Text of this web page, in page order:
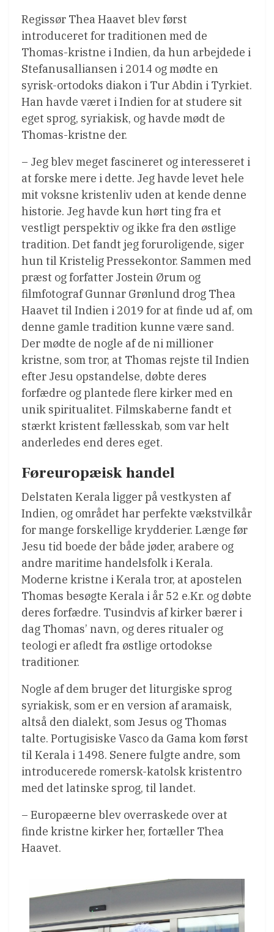
Regissør Thea Haavet blev først
introduceret for traditionen med de
Thomas-kristne i Indien, da hun arbejdede i
Stefanusalliansen i 2014 og mødte en
syrisk-ortodoks diakon i Tur Abdin i Tyrkiet.
Han havde været i Indien for at studere sit
eget sprog, syriakisk, og havde mødt de
Thomas-kristne der.
– Jeg blev meget fascineret og interesseret i
at forske mere i dette. Jeg havde levet hele
mit voksne kristenliv uden at kende denne
historie. Jeg havde kun hørt ting fra et
vestligt perspektiv og ikke fra den østlige
tradition. Det fandt jeg foruroligende, siger
hun til Kristelig Pressekontor. Sammen med
præst og forfatter Jostein Ørum og
filmfotograf Gunnar Grønlund drog Thea
Haavet til Indien i 2019 for at finde ud af, om
denne gamle tradition kunne være sand.
Der mødte de nogle af de ni millioner
kristne, som tror, at Thomas rejste til Indien
efter Jesu opstandelse, døbte deres
forfædre og plantede flere kirker med en
unik spiritualitet. Filmskaberne fandt et
stærkt kristent fællesskab, som var helt
anderledes end deres eget.
Føreuropæisk handel
Delstaten Kerala ligger på vestkysten af
Indien, og området har perfekte vækstvilkår
for mange forskellige krydderier. Længe før
Jesu tid boede der både jøder, arabere og
andre maritime handelsfolk i Kerala.
Moderne kristne i Kerala tror, at apostelen
Thomas besøgte Kerala i år 52 e.Kr. og døbte
deres forfædre. Tusindvis af kirker bærer i
dag Thomas’ navn, og deres ritualer og
teologi er afledt fra østlige ortodokse
traditioner.
Nogle af dem bruger det liturgiske sprog
syriakisk, som er en version af aramaisk,
altså den dialekt, som Jesus og Thomas
talte. Portugisiske Vasco da Gama kom først
til Kerala i 1498. Senere fulgte andre, som
introducerede romersk-katolsk kristentro
med det latinske sprog, til landet.
– Europæerne blev overraskede over at
finde kristne kirker her, fortæller Thea
Haavet.